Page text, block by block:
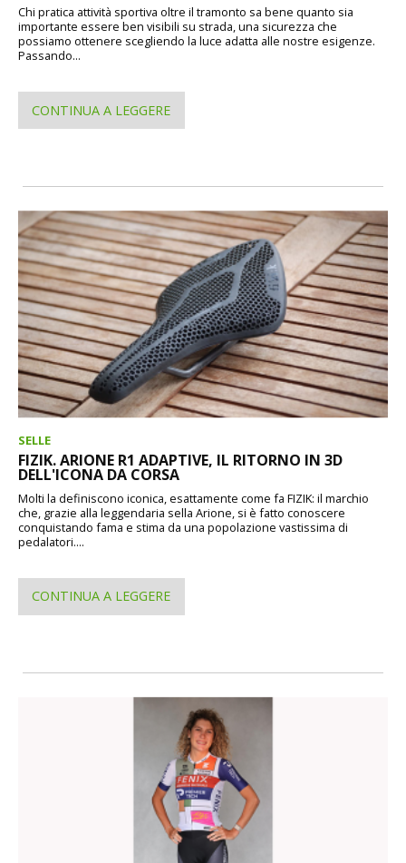
Chi pratica attività sportiva oltre il tramonto sa bene quanto sia
importante essere ben visibili su strada, una sicurezza che
possiamo ottenere scegliendo la luce adatta alle nostre esigenze.
Passando...
CONTINUA A LEGGERE
SELLE
FIZIK. ARIONE R1 ADAPTIVE, IL RITORNO IN 3D
DELL'ICONA DA CORSA
Molti la definiscono iconica, esattamente come fa FIZIK: il marchio
che, grazie alla leggendaria sella Arione, si è fatto conoscere
conquistando fama e stima da una popolazione vastissima di
pedalatori....
CONTINUA A LEGGERE